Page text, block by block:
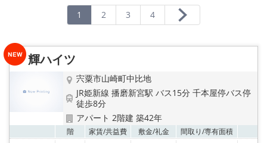
都市ガス&オール電化の部屋を探す
☆新築物件☆
☆インターネット無料物件☆
☆敷金·礼金0円物件☆
1 2 3 4
輝ハイツ
宍粟市山崎町中比地
JR姫新線 播磨新宮駅 バス15分 千本屋停バス停
徒歩8分
アパート 2階建 築42年
階 家賃/共益費 敷金/礼金 間取り/専有面積